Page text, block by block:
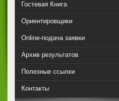
Гостевая Книга
Ориентировщики
Online-подача заявки
Архив результатов
Полезные ссылки
Контакты